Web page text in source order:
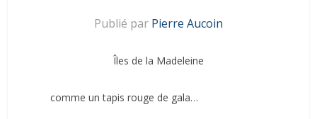
Publié par Pierre Aucoin
Îles de la Madeleine
comme un tapis rouge de gala…